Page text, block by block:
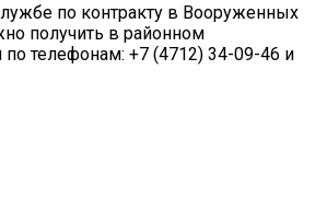
по контракту в Вооруженных
получить в районном
по телефонам: +7 (4712) 34-09-46 и